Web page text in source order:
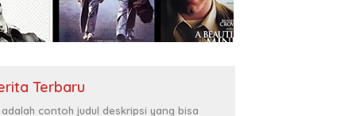
Terbaru
adalah contoh judul deskripsi yang bisa